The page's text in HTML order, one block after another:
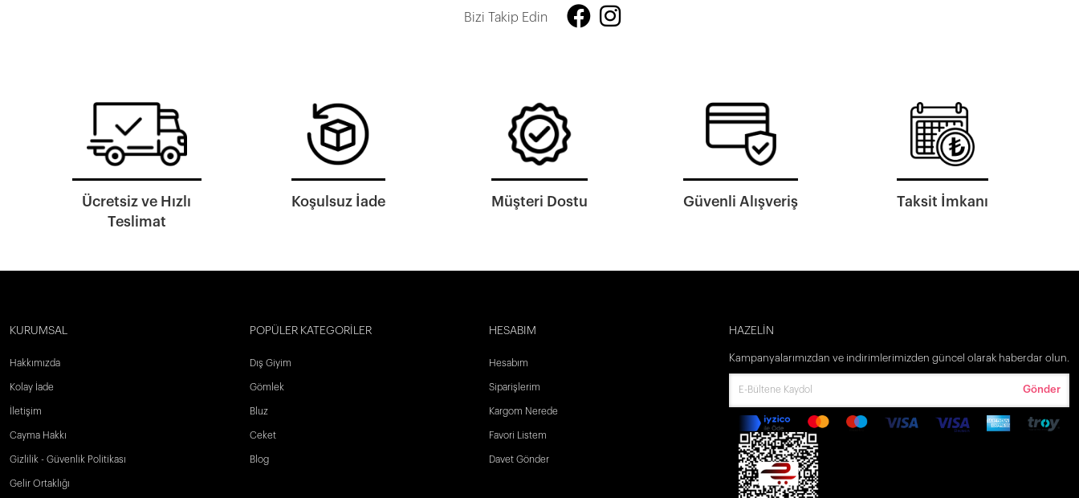
Bizi Takip Edin
Ücretsiz ve Hızlı
Teslimat
Koşulsuz İade Müşteri Dostu Güvenli Alışveriş Taksit İmkanı
KURUMSAL
Hakkımızda
Kolay İade
İletişim
Cayma Hakkı
Gizlilik - Güvenlik Politikası
Gelir Ortaklığı
POPÜLER KATEGORİLER
Dış Giyim
Gömlek
Bluz
Ceket
Blog
HESABIM
Hesabım
Siparişlerim
Kargom Nerede
Favori Listem
Davet Gönder
HAZELİN
Kampanyalarımızdan ve indirimlerimizden güncel olarak haberdar olun.
Gönder